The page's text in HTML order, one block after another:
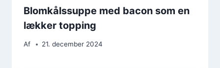
Blomkålssuppe med bacon som en
lækker topping
Af 21. december 2024